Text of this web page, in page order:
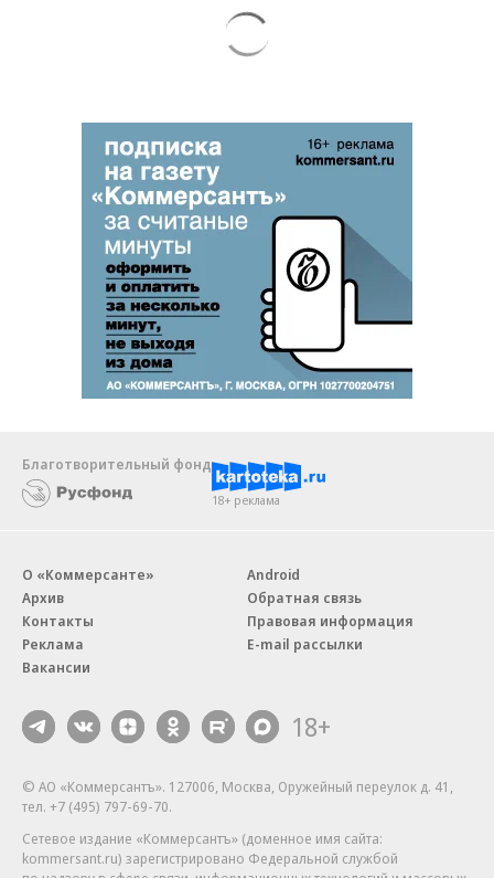
Благотворительный фонд
18+ реклама
О «Коммерсанте»
Архив
Контакты
Реклама
Вакансии
Android
Обратная связь
Правовая информация
E-mail рассылки
18+
© АО «Коммерсантъ». 127006, Москва, Оружейный переулок д. 41,
тел. +7 (495) 797-69-70.
Сетевое издание «Коммерсантъ» (доменное имя сайта:
kommersant.ru) зарегистрировано Федеральной службой